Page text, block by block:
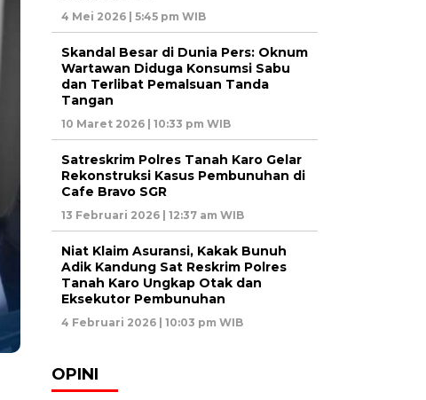
4 Mei 2026 | 5:45 pm WIB
Skandal Besar di Dunia Pers: Oknum
Wartawan Diduga Konsumsi Sabu
dan Terlibat Pemalsuan Tanda
Tangan
10 Maret 2026 | 10:33 pm WIB
Satreskrim Polres Tanah Karo Gelar
Rekonstruksi Kasus Pembunuhan di
Cafe Bravo SGR
13 Februari 2026 | 12:37 am WIB
Niat Klaim Asuransi, Kakak Bunuh
Adik Kandung Sat Reskrim Polres
Tanah Karo Ungkap Otak dan
Eksekutor Pembunuhan
4 Februari 2026 | 10:03 pm WIB
OPINI